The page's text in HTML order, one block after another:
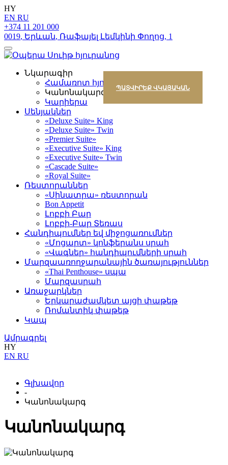
HY
EN RU
+374 11 201 000
0019, Երևան, Ռաֆայել Լեմկինի Փողոց, 1
Նկարագիր
Համառոտ հյուրանոցի մասին
Կանոնակարգ
Կարիերա
Սենյակներ
«Deluxe Suite» King
«Deluxe Suite» Twin
«Premier Suite»
«Executive Suite» King
«Executive Suite» Twin
«Cascade Suite»
«Royal Suite»
Ռեստորաններ
«Սինատրա» ռեստորան
Bon Appetit
Լոբբի Բար
Լոբբի-Բար Տեռաս
Հանդիպումներ եվ միջոցառումներ
«Մոցարտ» կոնֆերանս սրահ
«Վագներ» հանդիպումների սրահ
Մարզաառողջարանային ծառայություններ
«Thai Penthouse» սպա
Մարզասրահ
Առաջարկներ
Երկարաժամկետ այցի փաթեթ
Ռոմանտիկ փաթեթ
Կապ
Ամրագրել
HY
EN RU
ՊԱՏՎԻՐԵՔ ՎԿԱՅԱԿԱՆ
Գլխավոր
-
Կանոնակարգ
Կանոնակարգ